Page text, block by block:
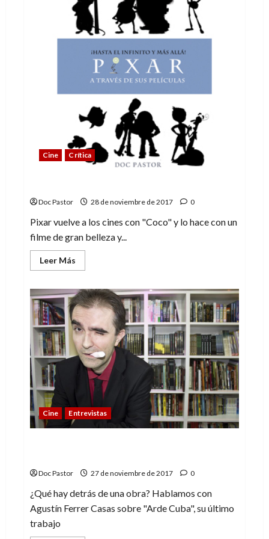
Cine Crítica
Doc Pastor 28 de noviembre de 2017 0
Pixar vuelve a los cines con "Coco" y lo hace con un
filme de gran belleza y...
Leer Más
más
Coco:
el
nuevo
hechizo
de
Pixar
Cine Entrevistas
Doc Pastor 27 de noviembre de 2017 0
¿Qué hay detrás de una obra? Hablamos con
Agustín Ferrer Casas sobre "Arde Cuba", su último
trabajo